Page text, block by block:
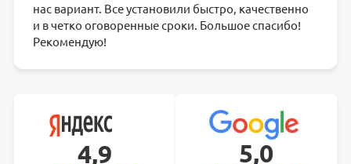
нас вариант. Все установили быстро, качественно
и в четко оговоренные сроки. Большое спасибо!
Рекомендую!
4,9 5,0